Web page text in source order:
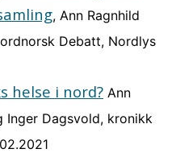
, Ann Ragnhild
Debatt, Nordlys
helse i nord? Ann
Inger Dagsvold, kronikk